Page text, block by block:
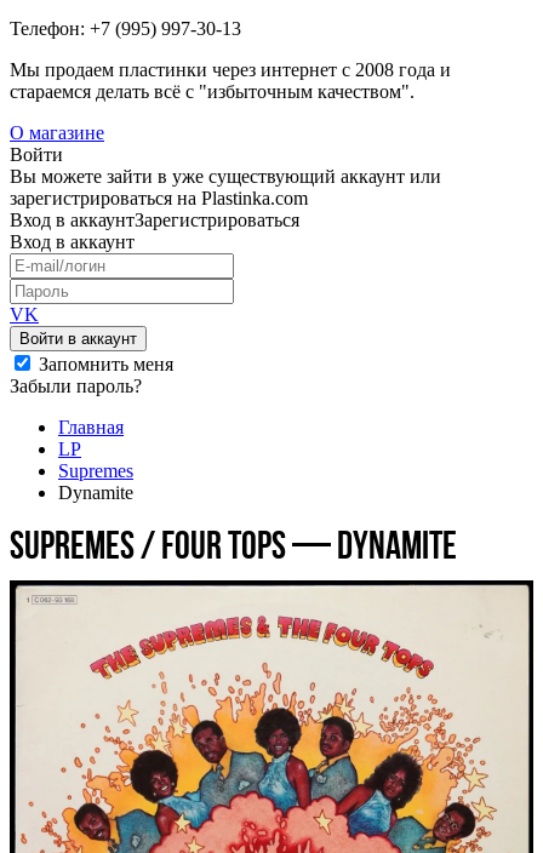
Телефон: +7 (995) 997-30-13
Мы продаем пластинки через интернет c 2008 года и
стараемся делать всё с "избыточным качеством".
О магазине
Войти
Вы можете зайти в уже существующий аккаунт или
зарегистрироваться на Plastinka.com
Вход в аккаунтЗарегистрироваться
Вход в аккаунт
VK
Войти в аккаунт
Запомнить меня
Забыли пароль?
Главная
LP
Supremes
Dynamite
Supremes / Four Tops — Dynamite